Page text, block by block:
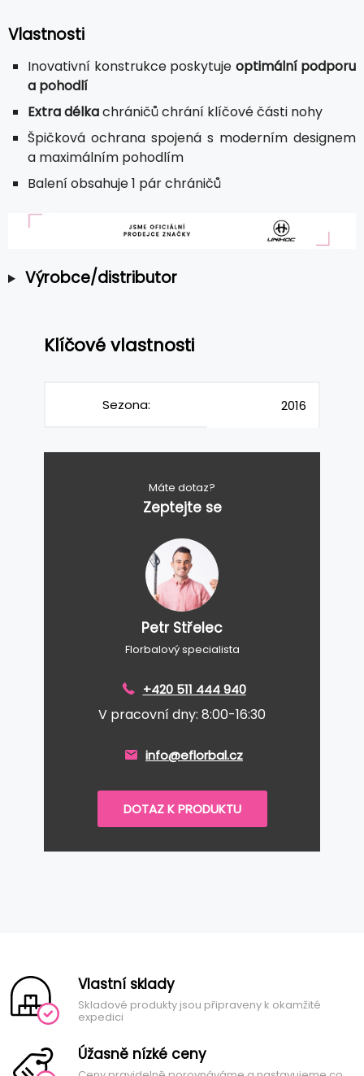
Vlastnosti
Inovativní konstrukce poskytuje optimální podporu
a pohodlí
Extra délkachráničů chrání klíčové části nohy
Špičková ochrana spojená s moderním designem
a maximálním pohodlím
Balení obsahuje 1 pár chráničů
Výrobce/distributor
Klíčové vlastnosti
Sezona: 2016
Máte dotaz?
Zeptejte se
Petr Střelec
Florbalový specialista
+420 511 444 940
V pracovní dny: 8:00-16:30
info@eflorbal.cz
DOTAZ K PRODUKTU
Vlastní sklady
Skladové produkty jsou připraveny k okamžité
expedici
Úžasně nízké ceny